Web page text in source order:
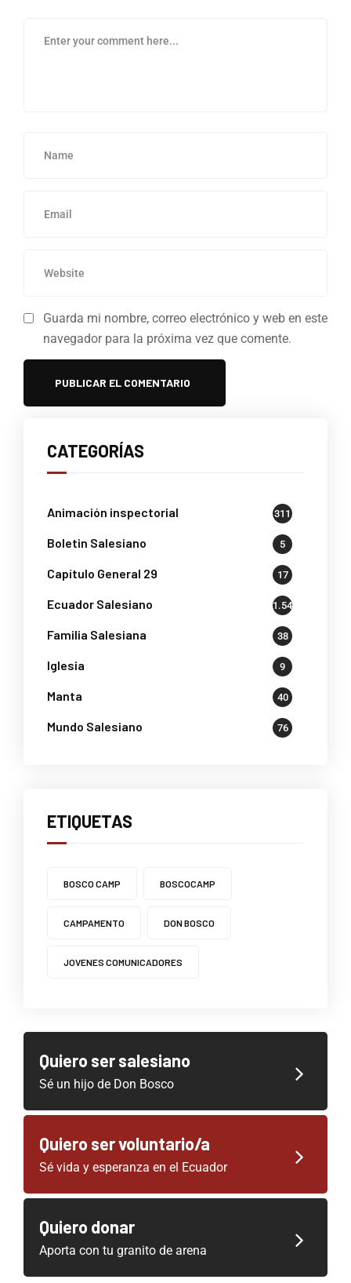
Guarda mi nombre, correo electrónico y web en este
navegador para la próxima vez que comente.
CATEGORÍAS
Animación inspectorial 311
Boletin Salesiano 5
Capítulo General 29 17
Ecuador Salesiano 1.541
Familia Salesiana 38
Iglesia 9
Manta 40
Mundo Salesiano 76
ETIQUETAS
BOSCO CAMP BOSCOCAMP
CAMPAMENTO DON BOSCO
JOVENES COMUNICADORES
Quiero ser salesiano
Sé un hijo de Don Bosco
Quiero ser voluntario/a
Sé vida y esperanza en el Ecuador
Quiero donar
Aporta con tu granito de arena